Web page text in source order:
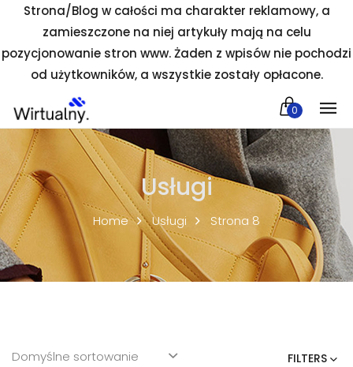
Strona/Blog w całości ma charakter reklamowy, a
zamieszczone na niej artykuły mają na celu
pozycjonowanie stron www. Żaden z wpisów nie pochodzi
od użytkowników, a wszystkie zostały opłacone.
0
Usługi
Home Usługi Strona 8
FILTERS